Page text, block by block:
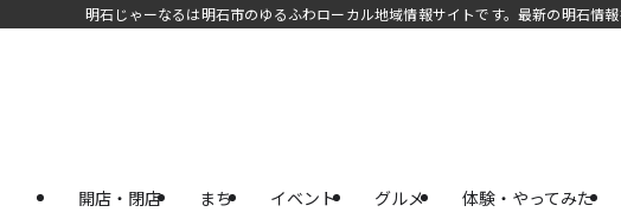
明石じゃーなるは明石市のゆるふわローカル地域情報サイトです。最新の明石情報
開店・閉店 まち イベント グルメ 体験・やってみた